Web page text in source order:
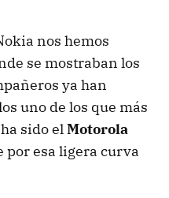
nos hemos
se mostraban los
ya han
uno de los que más
sido elMotorola
por esa ligera curva